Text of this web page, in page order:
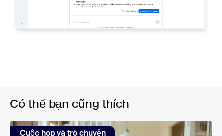
Có thể bạn cũng thích
Cuộc họp và trò chuyện